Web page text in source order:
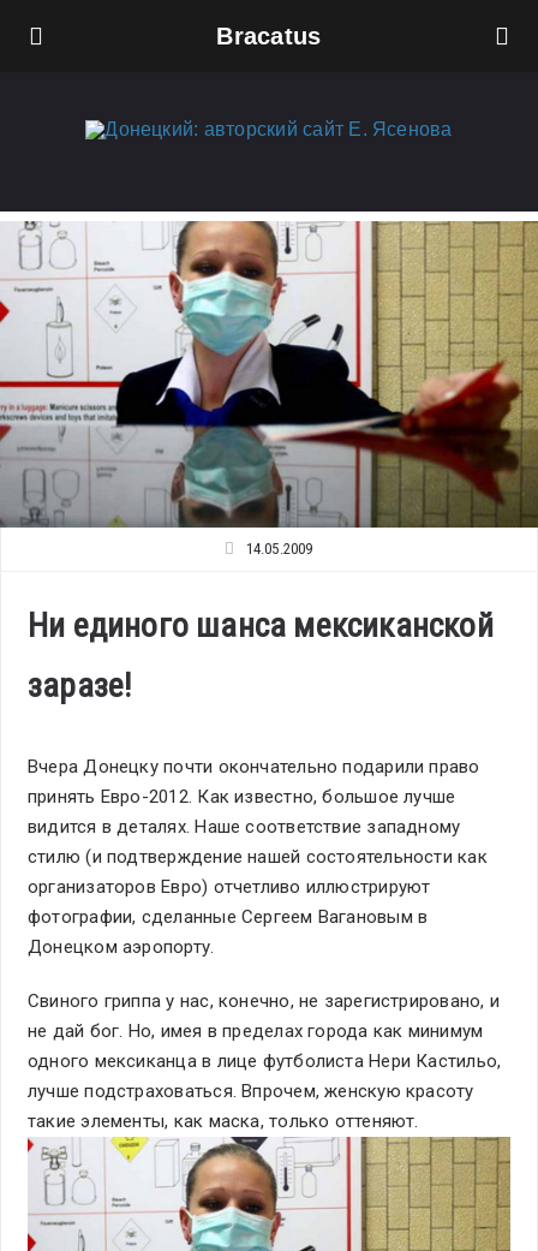
Bracatus
14.05.2009
Ни единого шанса мексиканской
заразе!
Вчера Донецку почти окончательно подарили право
принять Евро-2012. Как известно, большое лучше
видится в деталях. Наше соответствие западному
стилю (и подтверждение нашей состоятельности как
организаторов Евро) отчетливо иллюстрируют
фотографии, сделанные Сергеем Вагановым в
Донецком аэропорту.
Свиного гриппа у нас, конечно, не зарегистрировано, и
не дай бог. Но, имея в пределах города как минимум
одного мексиканца в лице футболиста Нери Кастильо,
лучше подстраховаться. Впрочем, женскую красоту
такие элементы, как маска, только оттеняют.